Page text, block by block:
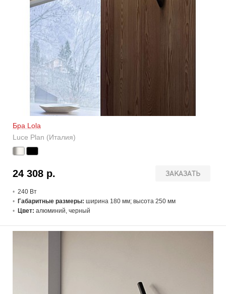
Бра Lola
Luce Plan (Италия)
ЗАКАЗАТЬ
24 308 р.
240 Вт
Габаритные размеры: ширина 180 мм; высота 250 мм
Цвет: алюминий, черный